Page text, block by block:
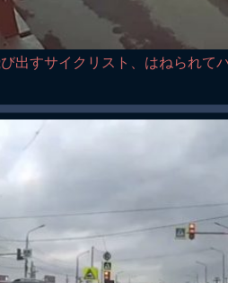
出すサイクリスト、はねられて